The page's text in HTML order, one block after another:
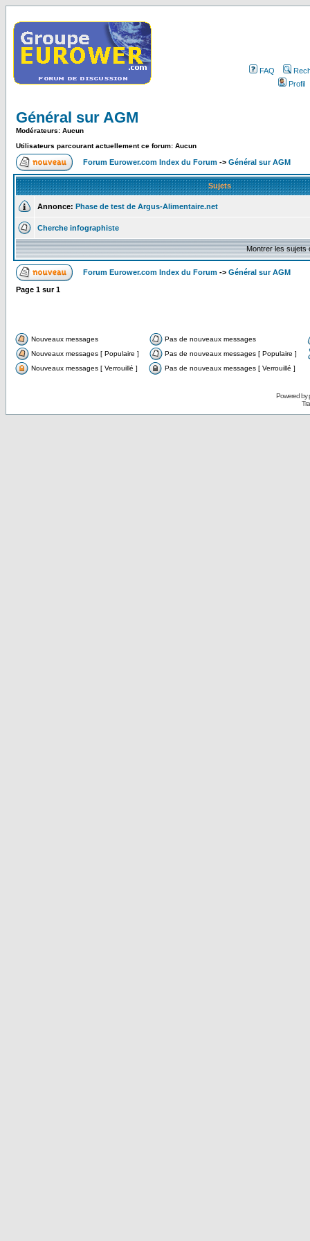
FAQ
Profil
Général sur AGM
Modérateurs: Aucun
Utilisateurs parcourant actuellement ce forum: Aucun
Forum Eurower.com Index du Forum -> Général sur AGM
Sujets
Annonce: Phase de test de Argus-Alimentaire.net
Cherche infographiste
Montrer les sujets
Forum Eurower.com Index du Forum -> Général sur AGM
Page 1 sur1
Nouveaux messages
Pas de nouveaux messages
Nouveaux messages [ Populaire ]
Pas de nouveaux messages [ Populaire ]
Nouveaux messages [ Verrouillé ]
Pas de nouveaux messages [ Verrouillé ]
Powered by